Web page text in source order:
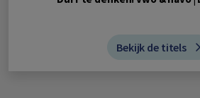
Bekijk de titels